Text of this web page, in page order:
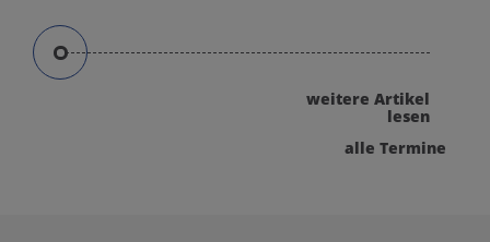
weitere Artikel
lesen
alle Termine